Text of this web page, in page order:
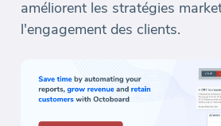
améliorent les stratégies
l'engagement des clients.